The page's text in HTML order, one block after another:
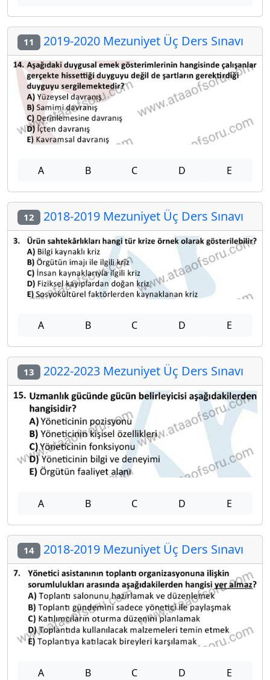
11 2019-2020 Mezuniyet Üç Ders Sınavı
A B C D E
12 2018-2019 Mezuniyet Üç Ders Sınavı
A B C D E
13 2022-2023 Mezuniyet Üç Ders Sınavı
A B C D E
14 2018-2019 Mezuniyet Üç Ders Sınavı
A B C D E